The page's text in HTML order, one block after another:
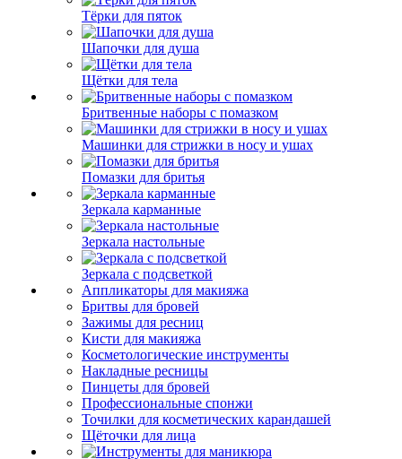
Тёрки для пяток
Шапочки для душа
Щётки для тела
Бритвенные наборы с помазком
Машинки для стрижки в носу и ушах
Помазки для бритья
Зеркала карманные
Зеркала настольные
Зеркала с подсветкой
Аппликаторы для макияжа
Бритвы для бровей
Зажимы для ресниц
Кисти для макияжа
Косметологические инструменты
Накладные ресницы
Пинцеты для бровей
Профессиональные спонжи
Точилки для косметических карандашей
Щёточки для лица